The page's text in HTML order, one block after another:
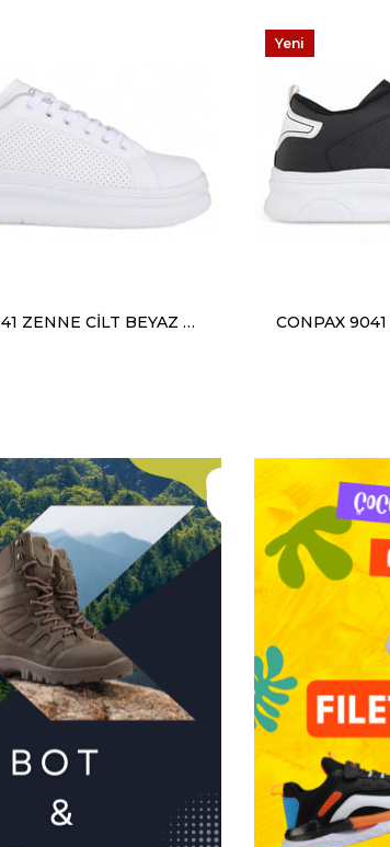
CONPAX 9041 ZENNE CİLT BEYAZ BUZ
Yeni